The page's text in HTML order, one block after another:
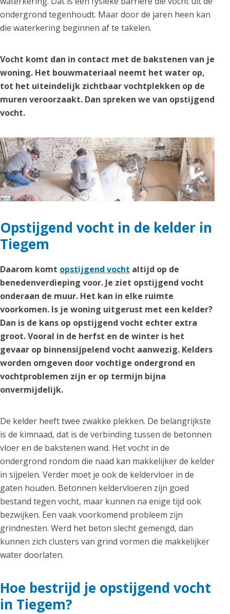
ondergrond tegenhoudt. Maar door de jaren heen kan
die waterkering beginnen af te takelen.
Vocht komt dan in contact met de bakstenen van je
woning. Het bouwmateriaal neemt het water op,
tot het uiteindelijk zichtbaar vochtplekken op de
muren veroorzaakt. Dan spreken we van opstijgend
vocht.
Opstijgend vocht in de kelder in
Tiegem
Daarom komt opstijgend vocht altijd op de
benedenverdieping voor. Je ziet opstijgend vocht
onderaan de muur. Het kan in elke ruimte
voorkomen. Is je woning uitgerust met een kelder?
Dan is de kans op opstijgend vocht echter extra
groot. Vooral in de herfst en de winter is het
gevaar op binnensijpelend vocht aanwezig. Kelders
worden omgeven door vochtige ondergrond en
vochtproblemen zijn er op termijn bijna
onvermijdelijk.
De kelder heeft twee zwakke plekken. De belangrijkste
is de kimnaad, dat is de verbinding tussen de betonnen
vloer en de bakstenen wand. Het vocht in de
ondergrond rondom die naad kan makkelijker de kelder
in sijpelen. Verder moet je ook de keldervloer in de
gaten houden. Betonnen keldervloeren zijn goed
bestand tegen vocht, maar kunnen na enige tijd ook
bezwijken. Een vaak voorkomend probleem zijn
grindnesten. Werd het beton slecht gemengd, dan
kunnen zich clusters van grind vormen die makkelijker
water doorlaten.
Hoe bestrijd je opstijgend vocht
in Tiegem?